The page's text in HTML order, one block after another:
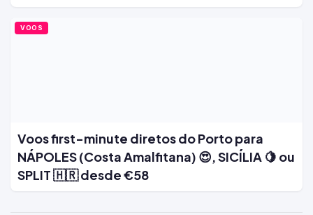
VOOS
Voos first-minute diretos do Porto para
NÁPOLES (Costa Amalfitana) 😍, SICÍLIA 🍋 ou
SPLIT 🇭🇷 desde €58